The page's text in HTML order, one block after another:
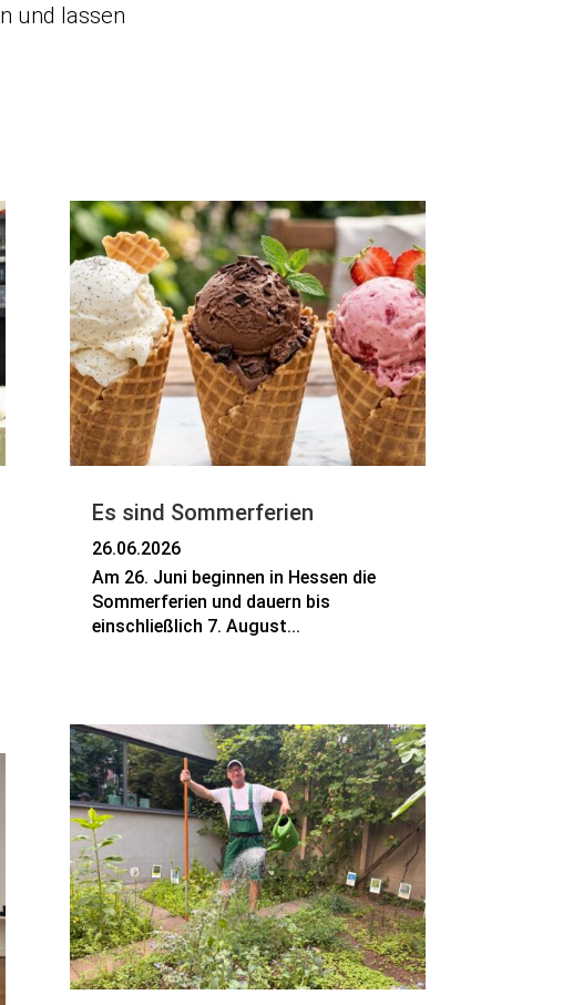
und lassen
Es sind Sommerferien
26.06.2026
Am 26. Juni beginnen in Hessen die
Sommerferien und dauern bis
einschließlich 7. August...